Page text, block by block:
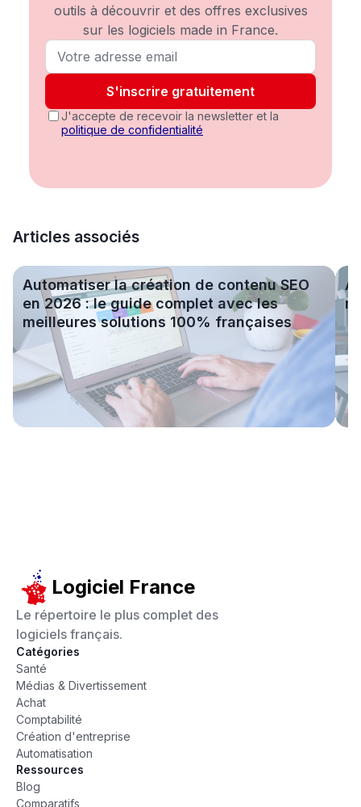
outils à découvrir et des offres exclusives
sur les logiciels made in France.
S'inscrire gratuitement
J'accepte de recevoir la newsletter et la
politique de confidentialité
Articles associés
Automatiser la création de contenu SEO
en 2026 : le guide complet avec les
meilleures solutions 100% françaises
Automatiser la création de contenu SEO en 2026 : le
Logiciel France
Le répertoire le plus complet des
logiciels français.
Catégories
Santé
Médias & Divertissement
Achat
Comptabilité
Création d'entreprise
Automatisation
Ressources
Blog
Comparatifs